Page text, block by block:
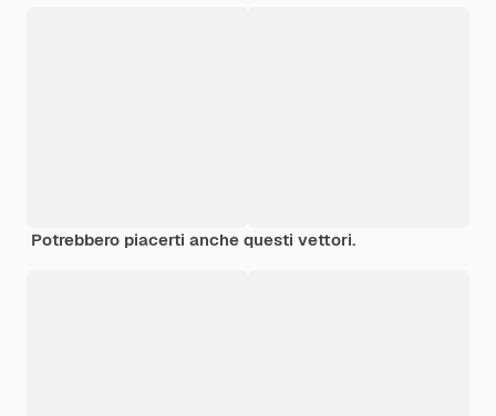
Potrebbero piacerti anche questi vettori.